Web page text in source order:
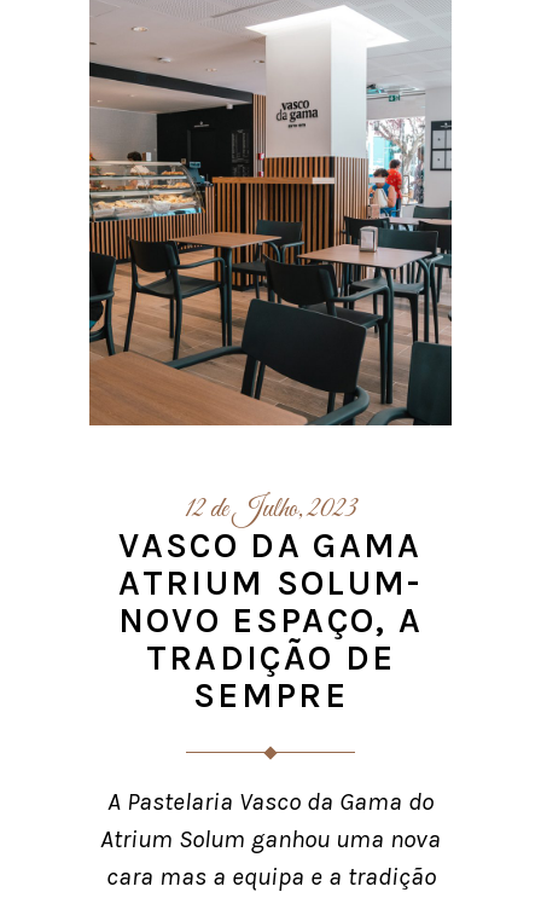
12 de Julho, 2023
VASCO DA GAMA
ATRIUM SOLUM-
NOVO ESPAÇO, A
TRADIÇÃO DE
SEMPRE
A Pastelaria Vasco da Gama do
Atrium Solum ganhou uma nova
cara mas a equipa e a tradição